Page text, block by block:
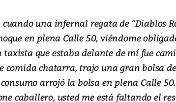
cuando una infernal regata de “Diablos
en plena Calle 50, viéndome
que estaba delante de mí fue
comida chatarra, trajo una gran bolsa de
arrojó la bolsa en plena Calle
caballero, usted me está faltando el